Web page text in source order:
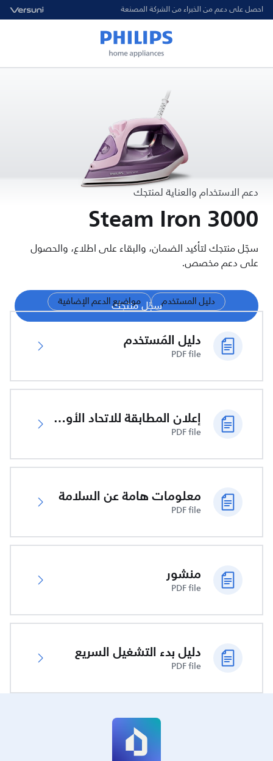
احصل على دعم من الخبراء من الشركة المصنعة
دعم الاستخدام والعناية لمنتجك
3000 Steam Iron
سجّل منتجك لتأكيد الضمان، والبقاء على اطلاع، والحصول
على دعم مخصص.
سجّل منتجكدليل المستخدم مواضيع الدعم الإضافية
دليل المُستخدم
PDF file
إعلان المطابقة للاتحاد الأوروبي
PDF file
معلومات هامة عن السلامة
PDF file
منشور
PDF file
دليل بدء التشغيل السريع
PDF file